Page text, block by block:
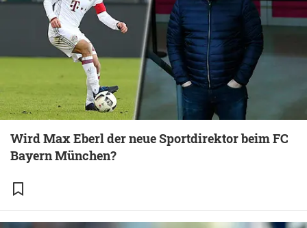
Wird Max Eberl der neue Sportdirektor beim FC
Bayern München?